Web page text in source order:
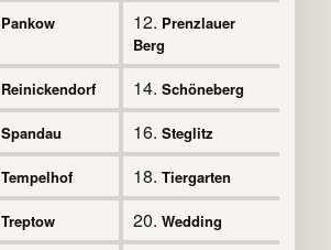
Pankow 12. Prenzlauer
Berg
Reinickendorf 14. Schöneberg
Spandau 16. Steglitz
Tempelhof 18. Tiergarten
Treptow 20. Wedding